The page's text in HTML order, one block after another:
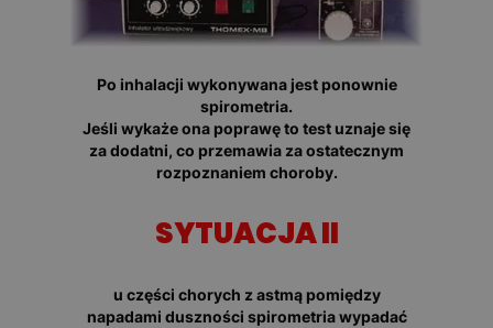
Po inhalacji wykonywana jest ponownie
spirometria.
Jeśli wykaże ona poprawę to test uznaje się
za dodatni, co przemawia za ostatecznym
rozpoznaniem choroby.
SYTUACJA II
u części chorych z astmą pomiędzy
napadami duszności spirometria wypadać